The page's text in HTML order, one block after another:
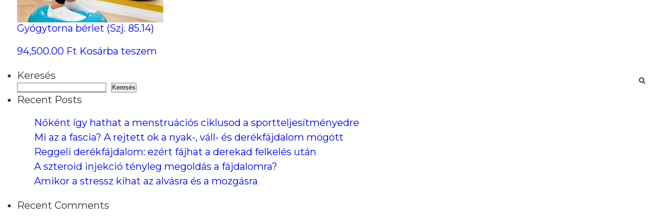
Gyógytorna bérlet (Szj. 85.14)
94,500.00 Ft Kosárba teszem
Keresés
Keresés
Recent Posts
Nőként így hathat a menstruációs ciklusod a sportteljesítményedre
Mi az a fascia? A rejtett ok a nyak-, váll- és derékfájdalom mögött
Reggeli derékfájdalom: ezért fájhat a derekad felkelés után
A szteroid injekció tényleg megoldás a fájdalomra?
Amikor a stressz kihat az alvásra és a mozgásra
Recent Comments